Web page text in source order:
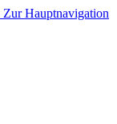
Zur Hauptnavigation